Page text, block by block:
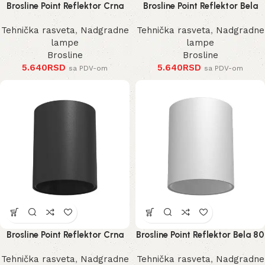
Brosline Point Reflektor Crna
100 mm
Tehnička rasveta,Nadgradne
lampe
Brosline
5.640RSD sa PDV-om
Brosline Point Reflektor Bela
100 mm
Tehnička rasveta, Nadgradne
lampe
Brosline
5.640RSD sa PDV-om
Brosline Point Reflektor Crna
80 mm 115 mm
Tehnička rasveta,Nadgradne
Brosline Point Reflektor Bela 80
mm 115 mm
Tehnička rasveta, Nadgradne